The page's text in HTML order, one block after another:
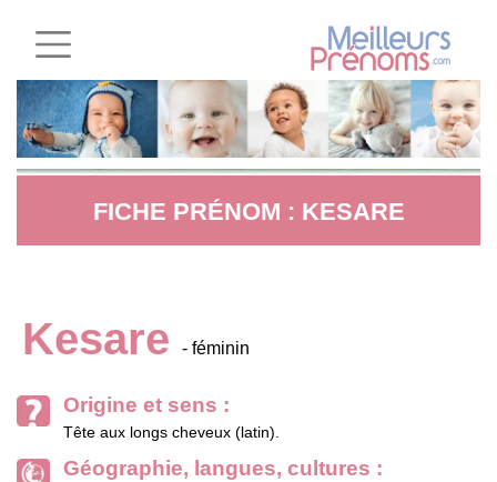
FICHE PRÉNOM : KESARE
Kesare - féminin
Origine et sens :
Tête aux longs cheveux (latin).
Géographie, langues, cultures :